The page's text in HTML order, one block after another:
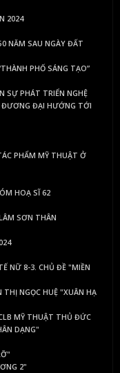
2024
NĂM SAU NGÀY ĐẤT
PHỐ SÁNG TẠO”
SỰ PHÁT TRIỂN NGHỆ
ĐƯƠNG ĐẠI HƯỚNG TỚI
PHẨM MỸ THUẬT Ở
HOẠ SĨ 62
SƠN THÂN
NỮ 8-3. CHỦ ĐỀ "MIỀN
THỊ NGỌC HUỆ "XUÂN HẠ
MỸ THUẬT THỦ ĐỨC
DẠNG"
2"